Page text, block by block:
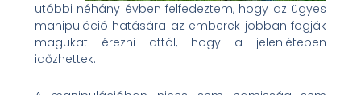
utóbbi néhány évben felfedeztem, hogy az ügyes
manipuláció hatására az emberek jobban fogják
magukat érezni attól, hogy a jelenléteben
időzhettek.